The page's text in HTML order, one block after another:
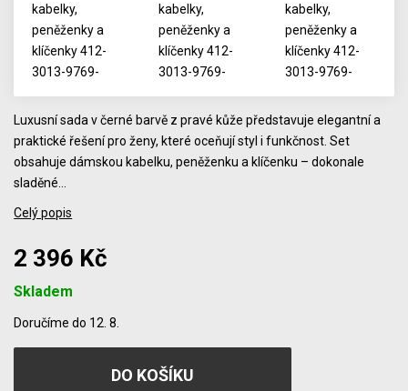
Luxusní sada v černé barvě z pravé kůže představuje elegantní a
praktické řešení pro ženy, které oceňují styl i funkčnost. Set
obsahuje dámskou kabelku, peněženku a klíčenku – dokonale
sladěné…
Celý popis
2 396 Kč
Skladem
Doručíme do 12. 8.